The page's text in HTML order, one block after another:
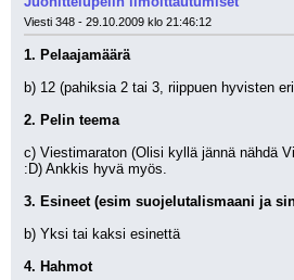
Viesti 348 - 29.10.2009 klo 21:46:12
1. Pelaajamäärä
b) 12 (pahiksia 2 tai 3, riippuen hyvisten
2. Pelin teema
c) Viestimaraton (Olisi kyllä jännä nähdä
:D) Ankkis hyvä myös.
3. Esineet (esim suojelutalismaani ja
b) Yksi tai kaksi esinettä
4. Hahmot